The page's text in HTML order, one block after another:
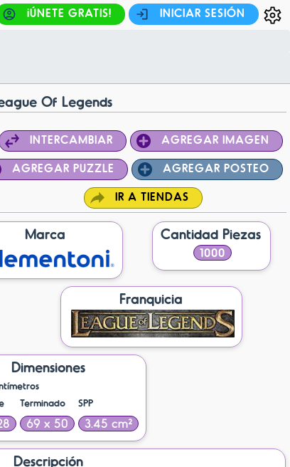
¡ÚNETE GRATIS!
INICIAR SESIÓN
Of Legends
INTERCAMBIAR AGREGAR IMAGEN
AGREGAR PUZZLE AGREGAR POSTEO
IR A TIENDAS
Marca Cantidad Piezas
1000
Franquicia
Dimensiones
Terminado
69 x 50
SPP
3.45 cm²
Descripción